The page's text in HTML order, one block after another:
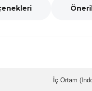
İç Ortam